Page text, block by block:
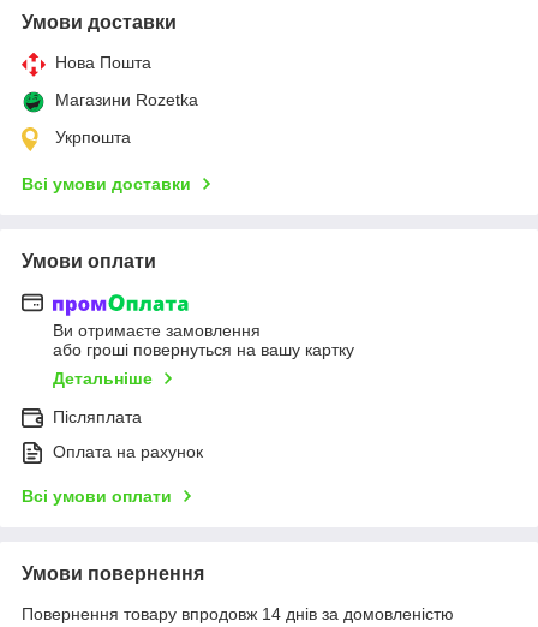
Умови доставки
Нова Пошта
Магазини Rozetka
Укрпошта
Всі умови доставки
Умови оплати
Ви отримаєте замовлення
або гроші повернуться на вашу картку
Детальніше
Післяплата
Оплата на рахунок
Всі умови оплати
Умови повернення
Повернення товару впродовж 14 днів за домовленістю